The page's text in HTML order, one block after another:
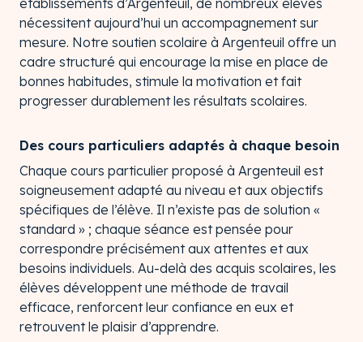
nécessitent aujourd’hui un accompagnement sur
mesure. Notre soutien scolaire à Argenteuil offre un
cadre structuré qui encourage la mise en place de
bonnes habitudes, stimule la motivation et fait
progresser durablement les résultats scolaires.
Des cours particuliers adaptés à chaque besoin
Chaque cours particulier proposé à Argenteuil est
soigneusement adapté au niveau et aux objectifs
spécifiques de l’élève. Il n’existe pas de solution «
standard » ; chaque séance est pensée pour
correspondre précisément aux attentes et aux
besoins individuels. Au-delà des acquis scolaires, les
élèves développent une méthode de travail
efficace, renforcent leur confiance en eux et
retrouvent le plaisir d’apprendre.